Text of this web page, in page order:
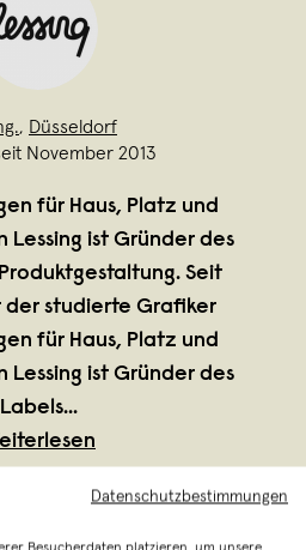
, Düsseldorf
November 2013
für Haus, Platz und
Lessing ist Gründer des
Seit
studierte Grafiker
für Haus, Platz und
Lessing ist Gründer des
Labels...
Datenschutzbestimmungen